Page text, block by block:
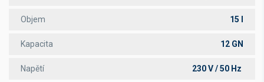
Objem 15 l
Kapacita 12 GN
Napětí 230 V / 50 Hz